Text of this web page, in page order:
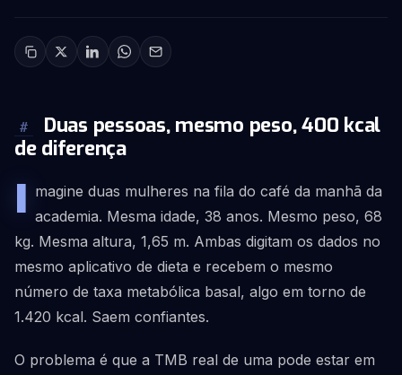
#
Duas pessoas, mesmo peso, 400 kcal
de diferença
I magine duas mulheres na fila do café da manhã da
academia. Mesma idade, 38 anos. Mesmo peso, 68
kg. Mesma altura, 1,65 m. Ambas digitam os dados no
mesmo aplicativo de dieta e recebem o mesmo
número de taxa metabólica basal, algo em torno de
1.420 kcal. Saem confiantes.
O problema é que a TMB real de uma pode estar em